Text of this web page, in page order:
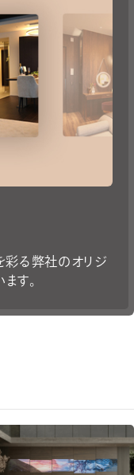
彩る弊社のオリジ
す。